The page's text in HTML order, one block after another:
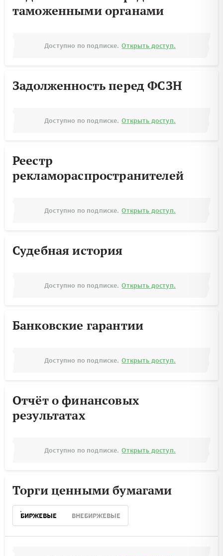
таможенными органами
Доступно по подписке. Открыть доступ.
Задолженность перед ФСЗН
Доступно по подписке. Открыть доступ.
Реестр
рекламораспространителей
Доступно по подписке. Открыть доступ.
Судебная история
Доступно по подписке. Открыть доступ.
Банковские гарантии
Доступно по подписке. Открыть доступ.
Отчёт о финансовых
результатах
Доступно по подписке. Открыть доступ.
Торги ценными бумагами
БИРЖЕВЫЕ ВНЕБИРЖЕВЫЕ